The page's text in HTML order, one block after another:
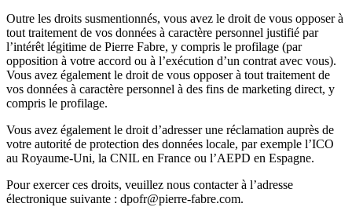
Outre les droits susmentionnés, vous avez le droit de vous opposer à
tout traitement de vos données à caractère personnel justifié par
l’intérêt légitime de Pierre Fabre, y compris le profilage (par
opposition à votre accord ou à l’exécution d’un contrat avec vous).
Vous avez également le droit de vous opposer à tout traitement de
vos données à caractère personnel à des fins de marketing direct, y
compris le profilage.
Vous avez également le droit d’adresser une réclamation auprès de
votre autorité de protection des données locale, par exemple l’ICO
au Royaume-Uni, la CNIL en France ou l’AEPD en Espagne.
Pour exercer ces droits, veuillez nous contacter à l’adresse
électronique suivante : dpofr@pierre-fabre.com.